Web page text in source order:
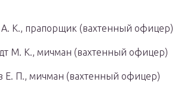
К., прапорщик (вахтенный офицер)
М. К., мичман (вахтенный офицер)
Е. П., мичман (вахтенный офицер)